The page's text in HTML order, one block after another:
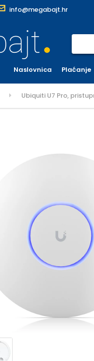
info@megabajt.hr
Naslovnica Plaćanje
Ubiquiti U7 Pro,